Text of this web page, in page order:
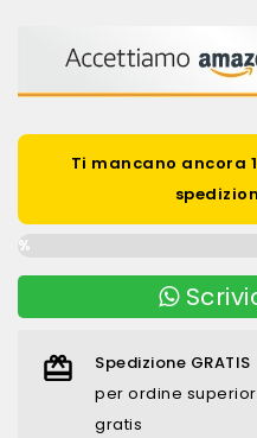
Ti mancano ancora
0%
Spedizione GRATIS
per ordine
gratis